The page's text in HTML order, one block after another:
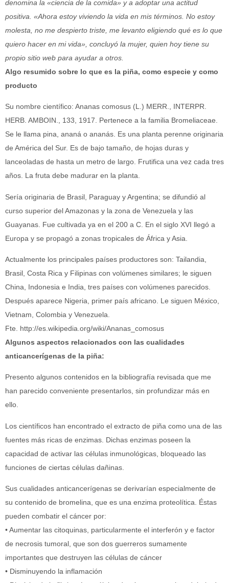
denomina la «ciencia de la comida» y a adoptar una actitud
positiva. «Ahora estoy viviendo la vida en mis términos. No estoy
molesta, no me despierto triste, me levanto eligiendo qué es lo que
quiero hacer en mi vida», concluyó la mujer, quien hoy tiene su
propio sitio web para ayudar a otros.
Algo resumido sobre lo que es la piña, como especie y como
producto
Su nombre científico: Ananas comosus (L.) MERR., INTERPR.
HERB. AMBOIN., 133, 1917. Pertenece a la familia Bromeliaceae.
Se le llama pina, ananá o ananás. Es una planta perenne originaria
de América del Sur. Es de bajo tamaño, de hojas duras y
lanceoladas de hasta un metro de largo. Frutifica una vez cada tres
años. La fruta debe madurar en la planta.
Sería originaria de Brasil, Paraguay y Argentina; se difundió al
curso superior del Amazonas y la zona de Venezuela y las
Guayanas. Fue cultivada ya en el 200 a C. En el siglo XVI llegó a
Europa y se propagó a zonas tropicales de África y Asia.
Actualmente los principales países productores son: Tailandia,
Brasil, Costa Rica y Filipinas con volúmenes similares; le siguen
China, Indonesia e India, tres países con volúmenes parecidos.
Después aparece Nigeria, primer país africano. Le siguen México,
Vietnam, Colombia y Venezuela.
Fte. http://es.wikipedia.org/wiki/Ananas_comosus
Algunos aspectos relacionados con las cualidades
anticancerígenas de la piña:
Presento algunos contenidos en la bibliografía revisada que me
han parecido conveniente presentarlos, sin profundizar más en
ello.
Los científicos han encontrado el extracto de piña como una de las
fuentes más ricas de enzimas. Dichas enzimas poseen la
capacidad de activar las células inmunológicas, bloqueado las
funciones de ciertas células dañinas.
Sus cualidades anticancerígenas se derivarían especialmente de
su contenido de bromelina, que es una enzima proteolítica. Éstas
pueden combatir el cáncer por:
• Aumentar las citoquinas, particularmente el interferón y e factor
de necrosis tumoral, que son dos guerreros sumamente
importantes que destruyen las células de cáncer
• Disminuyendo la inflamación